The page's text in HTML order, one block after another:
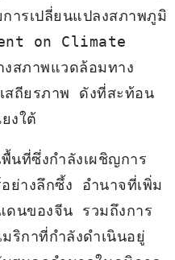
ารเปลี่ยนแปลงสภาพภูมิ
on Climate
สภาพแวดล้อมทาง
สถียรภาพ ดังที่สะท้อน
งใต้
ย่างลึกซึ้ง อำนาจที่เพิ่ม
ดนของจีน รวมถึงการ
ริกาที่กำลังดำเนินอยู่